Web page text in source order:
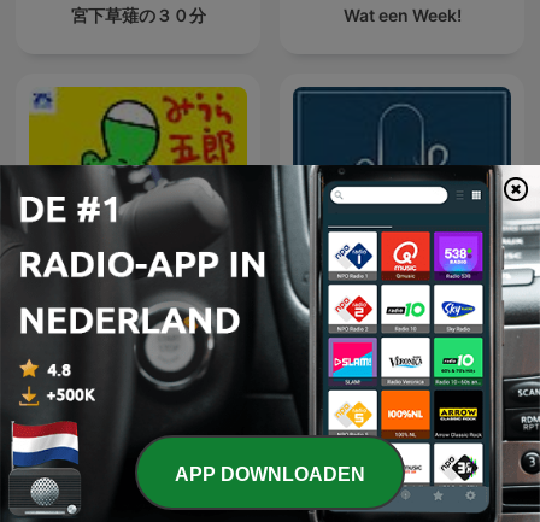
宮下草薙の３０分 Wat een Week!
みうら五郎 Kleine Boodschap
APP DOWNLOADEN